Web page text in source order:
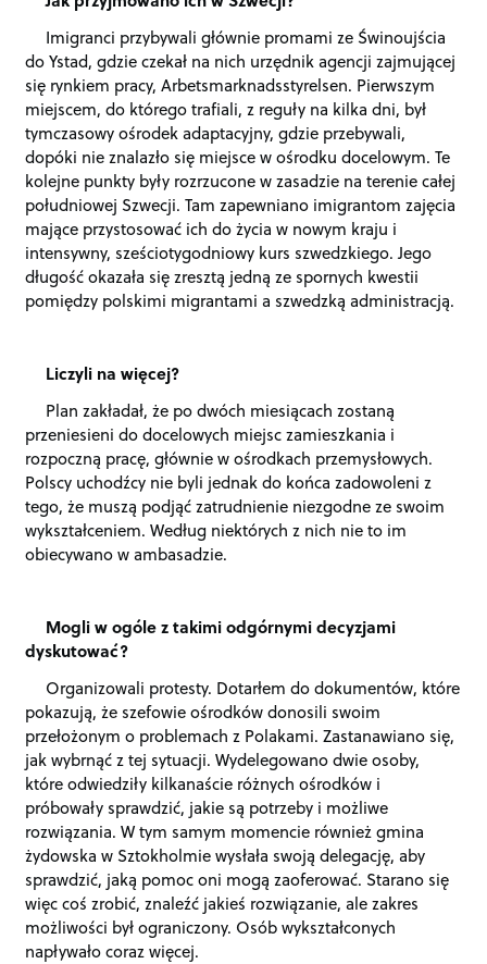
Imigranci przybywali głównie promami ze Świnoujścia
do Ystad, gdzie czekał na nich urzędnik agencji zajmującej
się rynkiem pracy, Arbetsmarknadsstyrelsen. Pierwszym
miejscem, do którego trafiali, z reguły na kilka dni, był
tymczasowy ośrodek adaptacyjny, gdzie przebywali,
dopóki nie znalazło się miejsce w ośrodku docelowym. Te
kolejne punkty były rozrzucone w zasadzie na terenie całej
południowej Szwecji. Tam zapewniano imigrantom zajęcia
mające przystosować ich do życia w nowym kraju i
intensywny, sześciotygodniowy kurs szwedzkiego. Jego
długość okazała się zresztą jedną ze spornych kwestii
pomiędzy polskimi migrantami a szwedzką administracją.
Liczyli na więcej?
Plan zakładał, że po dwóch miesiącach zostaną
przeniesieni do docelowych miejsc zamieszkania i
rozpoczną pracę, głównie w ośrodkach przemysłowych.
Polscy uchodźcy nie byli jednak do końca zadowoleni z
tego, że muszą podjąć zatrudnienie niezgodne ze swoim
wykształceniem. Według niektórych z nich nie to im
obiecywano w ambasadzie.
Mogli w ogóle z takimi odgórnymi decyzjami
dyskutować?
Organizowali protesty. Dotarłem do dokumentów, które
pokazują, że szefowie ośrodków donosili swoim
przełożonym o problemach z Polakami. Zastanawiano się,
jak wybrnąć z tej sytuacji. Wydelegowano dwie osoby,
które odwiedziły kilkanaście różnych ośrodków i
próbowały sprawdzić, jakie są potrzeby i możliwe
rozwiązania. W tym samym momencie również gmina
żydowska w Sztokholmie wysłała swoją delegację, aby
sprawdzić, jaką pomoc oni mogą zaoferować. Starano się
więc coś zrobić, znaleźć jakieś rozwiązanie, ale zakres
możliwości był ograniczony. Osób wykształconych
napływało coraz więcej.